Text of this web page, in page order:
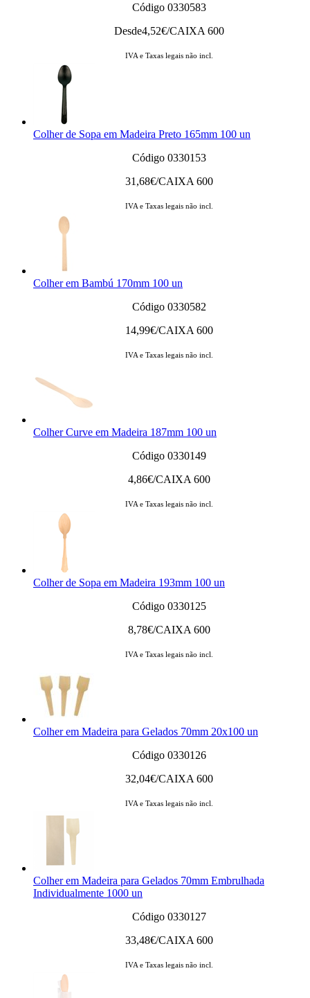
Código 0330583
Desde4,52€/CAIXA 600
IVA e Taxas legais não incl.
Colher de Sopa em Madeira Preto 165mm 100 un
Código 0330153
31,68€/CAIXA 600
IVA e Taxas legais não incl.
Colher em Bambú 170mm 100 un
Código 0330582
14,99€/CAIXA 600
IVA e Taxas legais não incl.
Colher Curve em Madeira 187mm 100 un
Código 0330149
4,86€/CAIXA 600
IVA e Taxas legais não incl.
Colher de Sopa em Madeira 193mm 100 un
Código 0330125
8,78€/CAIXA 600
IVA e Taxas legais não incl.
Colher em Madeira para Gelados 70mm 20x100 un
Código 0330126
32,04€/CAIXA 600
IVA e Taxas legais não incl.
Colher em Madeira para Gelados 70mm Embrulhada
Individualmente 1000 un
Código 0330127
33,48€/CAIXA 600
IVA e Taxas legais não incl.